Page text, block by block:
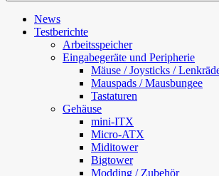
News
Testberichte
Arbeitsspeicher
Eingabegeräte und Peripherie
Mäuse / Joysticks /
Mauspads / Mausbungee
Tastaturen
Gehäuse
mini-ITX
Micro-ATX
Miditower
Bigtower
Modding / Zubehör